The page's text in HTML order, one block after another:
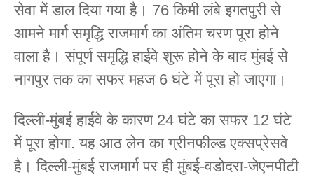
सेवा में डाल दिया गया है। 76 किमी लंबे इगतपुरी से
आमने मार्ग समृद्धि राजमार्ग का अंतिम चरण पूरा होने
वाला है। संपूर्ण समृद्धि हाईवे शुरू होने के बाद मुंबई से
नागपुर तक का सफर महज 6 घंटे में पूरा हो जाएगा।
दिल्ली-मुंबई हाईवे के कारण 24 घंटे का सफर 12 घंटे
में पूरा होगा. यह आठ लेन का ग्रीनफील्ड एक्सप्रेसवे
है। दिल्ली-मुंबई राजमार्ग पर ही मुंबई-वडोदरा-जेएनपीटी